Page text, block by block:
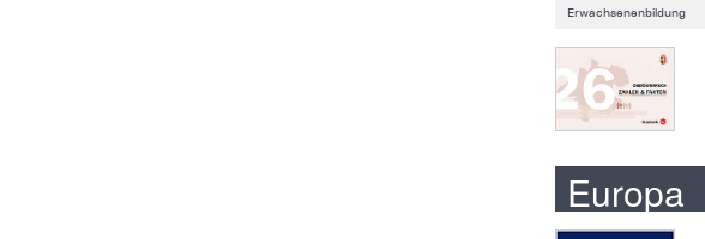
Erwachsenenbildung
Europa